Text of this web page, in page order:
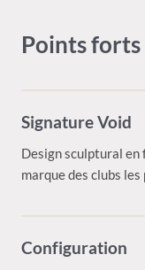
Points forts
Signature Void
Design sculptural
marque des clubs
Configuration